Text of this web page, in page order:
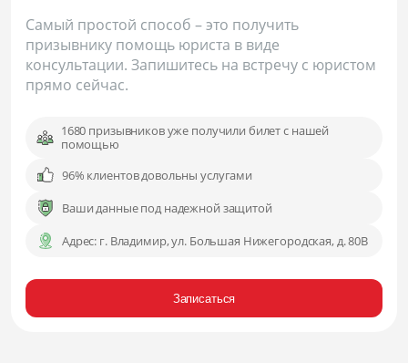
Самый простой способ – это получить
призывнику помощь юриста в виде
консультации. Запишитесь на встречу с юристом
прямо сейчас.
Записаться
1680 призывников уже получили билет с нашей
помощью
96% клиентов довольны услугами
Ваши данные под надежной защитой
Адрес: г. Владимир, ул. Большая Нижегородская, д. 80В